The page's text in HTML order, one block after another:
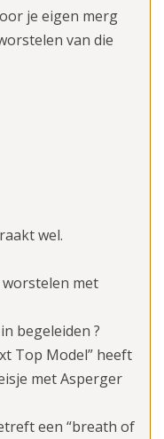
je eigen merg
van die
wel.
worstelen met
begeleiden ?
Top Model” heeft
met Asperger
een “breath of